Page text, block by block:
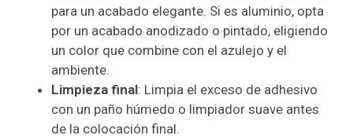
para un acabado elegante. Si es aluminio, opta
por un acabado anodizado o pintado, eligiendo
un color que combine con el azulejo y el
ambiente.
Limpieza final: Limpia el exceso de adhesivo
con un paño húmedo o limpiador suave antes
de la colocación final.